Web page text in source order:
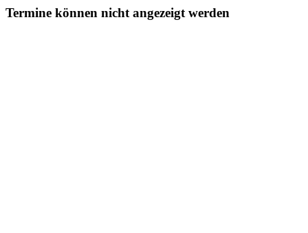
Termine können nicht angezeigt werden